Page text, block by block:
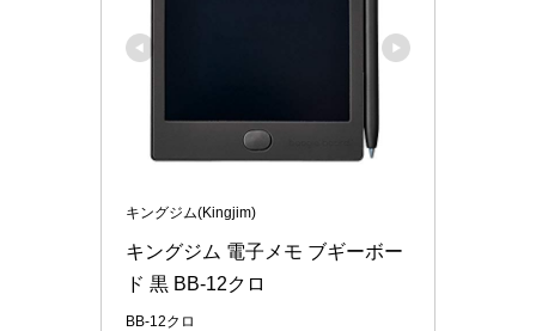
キングジム(Kingjim)
キングジム 電子メモ ブギーボー
ド 黒 BB-12クロ
BB-12クロ